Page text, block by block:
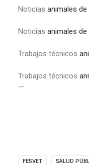
Noticias animales
Noticias animales
Trabajos técnicos
Trabajos técnicos
—
FESVET SALUD